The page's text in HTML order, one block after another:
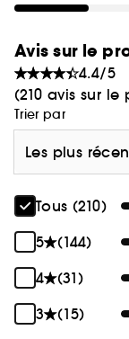
Avis sur le
4.4/5
(210 avis sur le
Trier par
Les plus
Tous (210)
5
(144)
4
(31)
3
(15)